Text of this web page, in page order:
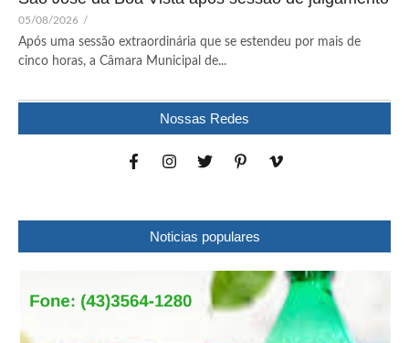
05/08/2026 /
Após uma sessão extraordinária que se estendeu por mais de
cinco horas, a Câmara Municipal de...
Nossas Redes
Noticias populares